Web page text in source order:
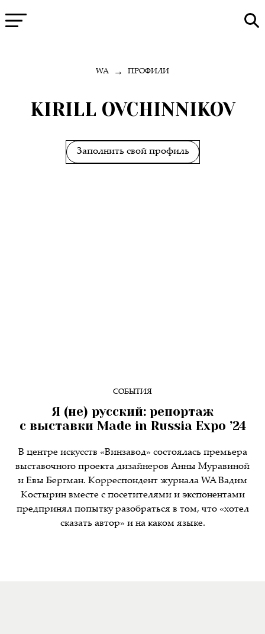
WA → ПРОФИЛИ
KIRILL OVCHINNIKOV
Заполнить свой профиль
СОБЫТИЯ
Я (не) русский: репортаж
с выставки Made in Russia Expo ’24
В центре искусств «Винзавод» состоялась премьера
выставочного проекта дизайнеров Анны Муравиной
и Евы Бергман. Корреспондент журнала WA Вадим
Костырин вместе с посетителями и экспонентами
предпринял попытку разобраться в том, что «хотел
сказать автор» и на каком языке.